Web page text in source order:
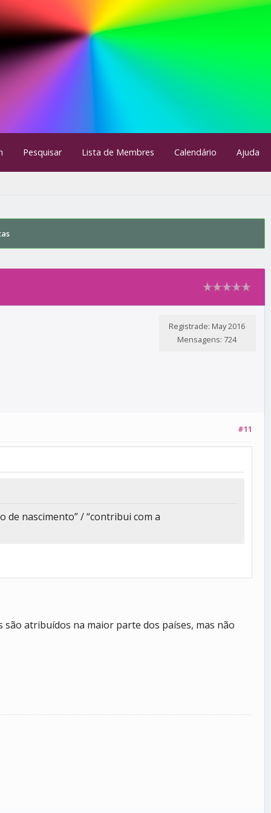
Pesquisar Lista de Membres Calendário Ajuda
Registrade: May 2016
Mensagens: 724
#11
de nascimento” / “contribui com a
são atribuídos na maior parte dos países, mas não